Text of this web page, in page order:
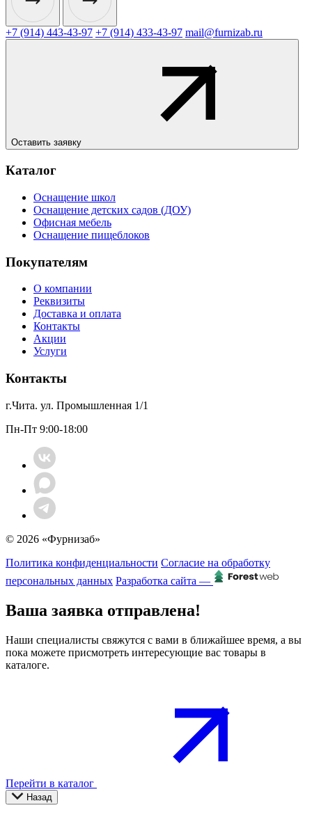
+7 (914) 443-43-97 +7 (914) 433-43-97 mail@furnizab.ru
Оставить заявку
Каталог
Оснащение школ
Оснащение детских садов (ДОУ)
Офисная мебель
Оснащение пищеблоков
Покупателям
О компании
Реквизиты
Доставка и оплата
Контакты
Акции
Услуги
Контакты
г.Чита. ул. Промышленная 1/1
Пн-Пт 9:00-18:00
© 2026 «Фурнизаб»
Политика конфиденциальности Согласие на обработку
персональных данных Разработка сайта —
Ваша заявка отправлена!
Наши специалисты свяжутся с вами в ближайшее время, а вы
пока можете присмотреть интересующие вас товары в
каталоге.
Перейти в каталог
Назад